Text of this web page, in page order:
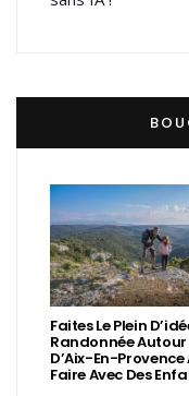
Faites Le Plein
Randonnée Autour
D’Aix-En-Provence
Faire Avec Des